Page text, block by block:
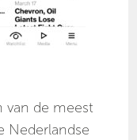
van de meest
Nederlandse